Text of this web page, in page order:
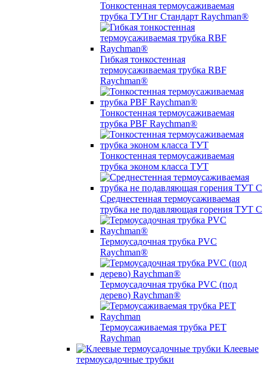
Тонкостенная термоусаживаемая
трубка ТУТнг Стандарт Raychman®
Гибкая тонкостенная
термоусаживаемая трубка RBF
Raychman®
Тонкостенная термоусаживаемая
трубка PBF Raychman®
Тонкостенная термоусаживаемая
трубка эконом класса ТУТ
Среднестенная термоусаживаемая
трубка не подавляющая горения ТУТ С
Термоусадочная трубка PVC
Raychman®
Термоусадочная трубка PVC (под
дерево) Raychman®
Термоусаживаемая трубка PET
Raychman
Клеевые
термоусадочные трубки